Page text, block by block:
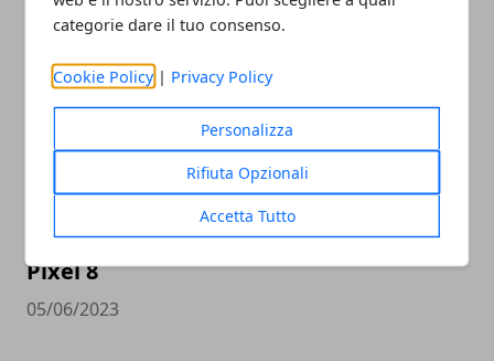
categorie dare il tuo consenso.
Cookie Policy | Privacy Policy
Personalizza
Rifiuta Opzionali
Accetta Tutto
Ricche anticipazioni sul Tensor G3 di
Pixel 8
05/06/2023